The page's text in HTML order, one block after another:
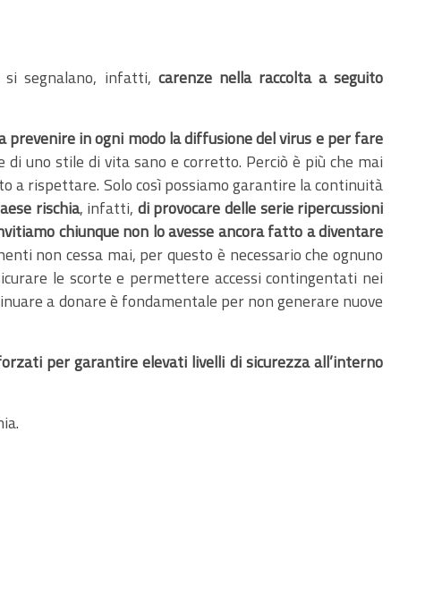
segnalano, infatti, carenze nella raccolta a seguito
in ogni modo la diffusione del virus e per fare
uno stile di vita sano e corretto. Perciò è più che mai
a rispettare. Solo così possiamo garantire la continuità
rischia, infatti, di provocare delle serie ripercussioni
chiunque non lo avesse ancora fatto a diventare
non cessa mai, per questo è necessario che ognuno
le scorte e permettere accessi contingentati nei
a donare è fondamentale per non generare nuove
per garantire elevati livelli di sicurezza all’interno